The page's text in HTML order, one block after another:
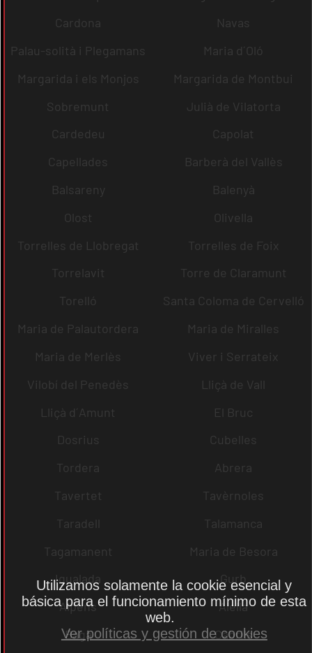
Cardona
Navas
Palau-solità i Plegamans
Maria d´Oló
Margarida i els Monjos
Margarida de Montbui
Sobremunt
Julià de Vilatorta
Cardedeu
Capolat
Capellades
Barberà del Vallès
Balsareny
Balenyà
Olost
Olivella
Torrelles de Llobregat
Torrelles de Foix
Torrelavit
Torre de Claramunt
Torelló
Santa Coloma de Cervelló
Maria de Palautordera
Maria de Miralles
Maria de Merlès
Viver i Serrateix
Vilobí del Penedès
Lliçà de Vall
Lliçà d´Amunt
El Bruc
Dosrius
Cubelles
Tordera
Abrera
Tavertet
Tavèrnoles
Taradell
Talamanca
Tagamanent
Maria de Besora
Igualada
Gurb
Alpens
Alella
Bagà
Cabrils
Utilizamos solamente la cookie esencial y
básica para el funcionamiento mínimo de esta
web.
Ver políticas y gestión de cookies